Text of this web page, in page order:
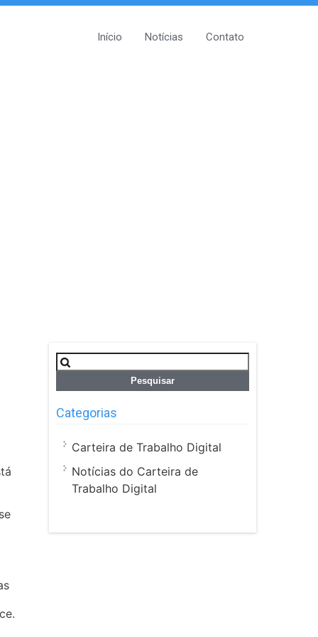
Início Notícias Contato
Pesquisar
por:
Categorias
Carteira de Trabalho Digital
Notícias do Carteira de
Trabalho Digital